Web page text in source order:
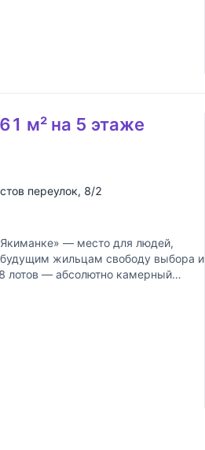
м² на 5 этаже
переулок, 8/2
Якиманке» — место для людей,
будущим жильцам свободу выбора и
лотов — абсолютно камерный